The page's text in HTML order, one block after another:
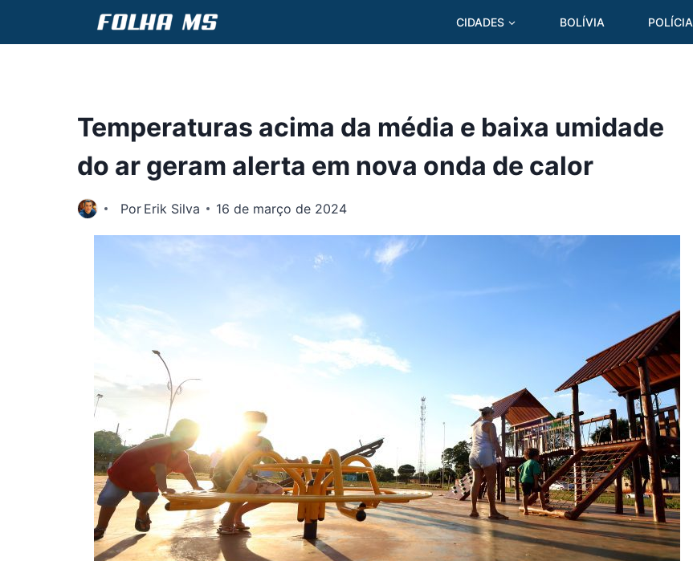
CIDADES BOLÍVIA POLÍCIA
Temperaturas acima da média e baixa umidade
do ar geram alerta em nova onda de calor
Por Erik Silva 16 de março de 2024